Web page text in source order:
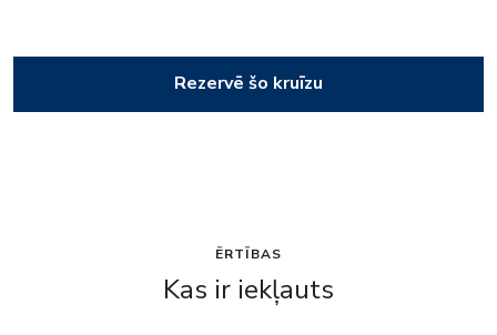
Rezervē šo kruīzu
ĒRTĪBAS
Kas ir iekļauts